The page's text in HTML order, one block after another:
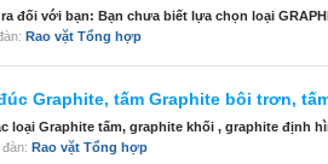
đối với bạn: Bạn chưa biết lựa chọn loại
Rao vặt Tổng hợp
Graphite, tấm Graphite bôi trơn,
loại Graphite tấm, graphite khối , graphite
đàn: Rao vặt Tổng hợp